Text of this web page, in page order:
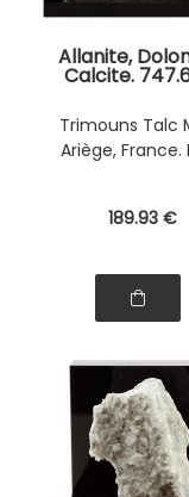
Allanite,
Calcite.
Trimouns Talc
Ariège, France.
189.93 €